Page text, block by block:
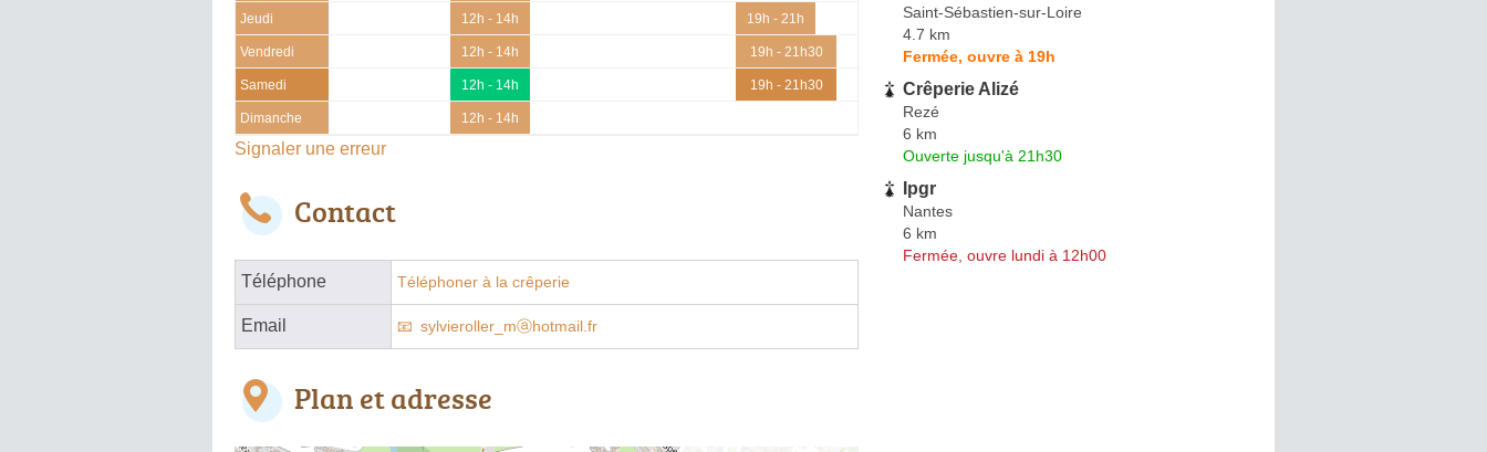
Jeudi 12h - 14h 19h - 21h
Vendredi 12h - 14h 19h - 21h30
Samedi 12h - 14h 19h - 21h30
Dimanche 12h - 14h
Signaler une erreur
Contact
Téléphone Téléphoner à la crêperie
Email sylvieroller_mⓐhotmail.fr
Plan et adresse
Saint-Sébastien-sur-Loire
4.7 km
Fermée, ouvre à 19h
Crêperie Alizé
Rezé
6 km
Ouverte jusqu'à 21h30
Ipgr
Nantes
6 km
Fermée, ouvre lundi à 12h00